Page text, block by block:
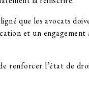
que les avocats
et un engagement
renforcer l’état de